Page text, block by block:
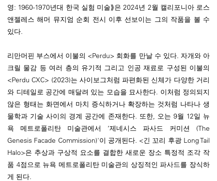
영: 1960-1970년대 한국 실험 미술⟫은 2024년 2월 캘리포니아 로스
앤젤레스 해머 뮤지엄 순회 전시 이후 선보이는 그의 작품을 볼 수
있다.
리만머핀 부스에서 이불의 <Perdu> 회화를 만날 수 있다. 자개와 아
크릴 물감 등 여러 층의 유기적 그리고 인공 재료로 구성된 이불의
<Perdu CXC> (2023)는 사이보그처럼 파편화된 신체가 다양한 거리
와 디테일로 공간에 매달려 있는 모습을 묘사한다. 이처럼 정의되지
않은 형태는 화면에서 마치 증식하거나 확장하는 것처럼 나타나 생
물학과 기술 사이의 경계 공간에 존재한다. 또한, 오는 9월 12일 뉴
욕 메트로폴리탄 미술관에서 ‘제네시스 파사드 커미션 (The
Genesis Facade Commission)'이 공개된다. <긴 꼬리 후광 Long Tail
Halo>은 추상과 구상적 요소를 결합한 새로운 장소 특정적 조각 작
품 4점으로 뉴욕 메트로폴리탄 미술관의 상징적인 파사드를 장식하
게 된다.